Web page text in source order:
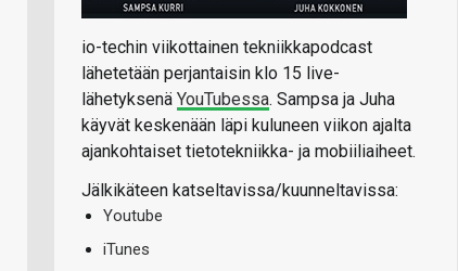
io-techin viikottainen tekniikkapodcast
lähetetään perjantaisin klo 15 live-
lähetyksenä YouTubessa. Sampsa ja Juha
käyvät keskenään läpi kuluneen viikon ajalta
ajankohtaiset tietotekniikka- ja mobiiliaiheet.
Jälkikäteen katseltavissa/kuunneltavissa:
Youtube
iTunes